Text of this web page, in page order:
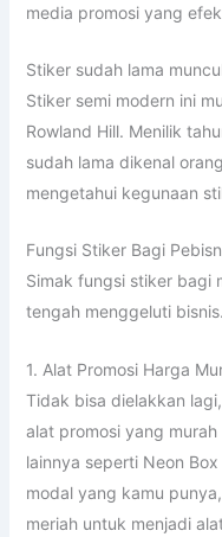
media promosi yang
Stiker sudah lama
Stiker semi modern ini
Rowland Hill. Menilik
sudah lama dikenal
mengetahui kegunaan
Fungsi Stiker Bagi
Simak fungsi stiker bagi
tengah menggeluti bisnis.
1. Alat Promosi Harga
Tidak bisa dielakkan
alat promosi yang
lainnya seperti Neon
modal yang kamu
meriah untuk menjadi